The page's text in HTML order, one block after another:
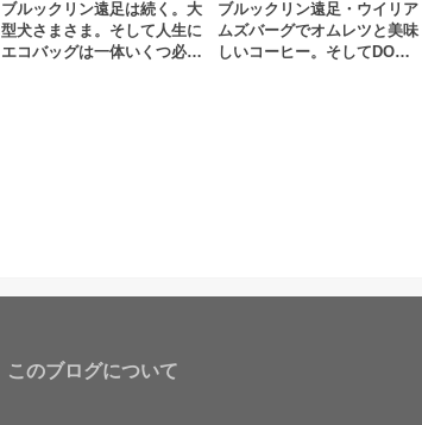
ブルックリン遠足は続く。大
型犬さまさま。そして人生に
エコバッグは一体いくつ必…
ブルックリン遠足・ウイリア
ムズバーグでオムレツと美味
しいコーヒー。そしてDO…
このブログについて